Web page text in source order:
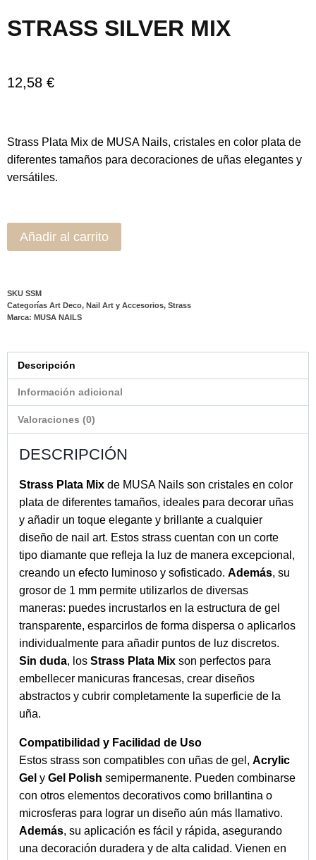
STRASS SILVER MIX
12,58 €
Strass Plata Mix de MUSA Nails, cristales en color plata de
diferentes tamaños para decoraciones de uñas elegantes y
versátiles.
Añadir al carrito
SKU SSM
Categorías Art Deco, Nail Art y Accesorios, Strass
Marca: MUSA NAILS
Descripción
Información adicional
Valoraciones (0)
DESCRIPCIÓN
Strass Plata Mix de MUSA Nails son cristales en color
plata de diferentes tamaños, ideales para decorar uñas
y añadir un toque elegante y brillante a cualquier
diseño de nail art. Estos strass cuentan con un corte
tipo diamante que refleja la luz de manera excepcional,
creando un efecto luminoso y sofisticado. Además, su
grosor de 1 mm permite utilizarlos de diversas
maneras: puedes incrustarlos en la estructura de gel
transparente, esparcirlos de forma dispersa o aplicarlos
individualmente para añadir puntos de luz discretos.
Sin duda, los Strass Plata Mix son perfectos para
embellecer manicuras francesas, crear diseños
abstractos y cubrir completamente la superficie de la
uña.
Compatibilidad y Facilidad de Uso
Estos strass son compatibles con uñas de gel, Acrylic
Gel y Gel Polish semipermanente. Pueden combinarse
con otros elementos decorativos como brillantina o
microsferas para lograr un diseño aún más llamativo.
Además, su aplicación es fácil y rápida, asegurando
una decoración duradera y de alta calidad. Vienen en